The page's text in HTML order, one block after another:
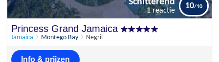
Schitterend
Princess Grand Jamaica
Jamaica Montego Bay Negril
Schitterend
1 reactie
10
Info & prijzen